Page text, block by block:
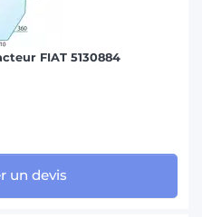
FIAT 5130884
un devis